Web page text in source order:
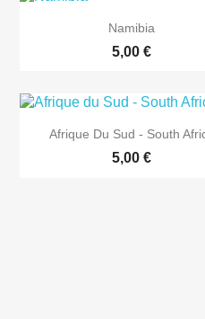
Aperçu rapide
Namibia
5,00 €
 Aperçu rapide
Afrique Du Sud - South
5,00 €